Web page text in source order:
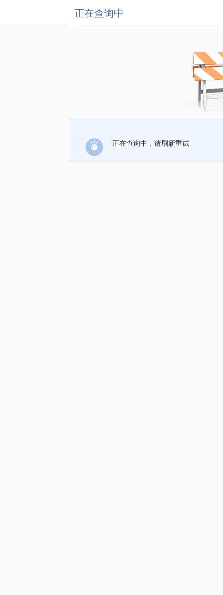
正在查询中
正在查询中，请刷新重试